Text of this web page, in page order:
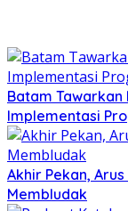
Batam
Implementasi
Akhir Pekan,
Membludak